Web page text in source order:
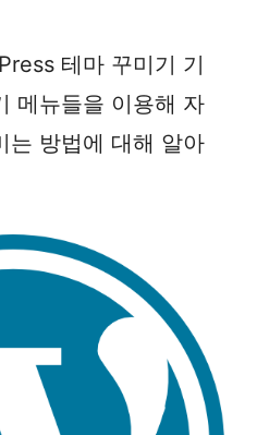
테마 꾸미기 기
메뉴들을 이용해 자
는 방법에 대해 알아